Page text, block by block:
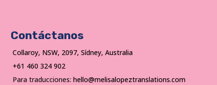
Contáctanos
Collaroy, NSW, 2097, Sídney, Australia
+61 460 324 902
Para traducciones:hello@melisalopeztranslations.com